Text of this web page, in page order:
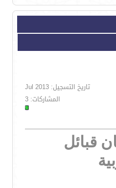
تاريخ التسجيل: Jul 2013
المشاركات: 3
قبائل